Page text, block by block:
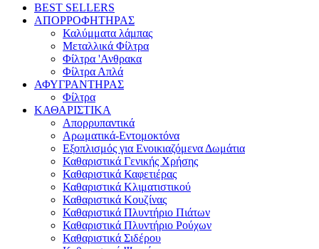
BEST SELLERS
ΑΠΟΡΡΟΦΗΤΗΡΑΣ
Καλύμματα λάμπας
Μεταλλικά Φίλτρα
Φίλτρα 'Ανθρακα
Φίλτρα Απλά
ΑΦΥΓΡΑΝΤΗΡΑΣ
Φίλτρα
ΚΑΘΑΡΙΣΤΙΚΑ
Απορρυπαντικά
Αρωματικά-Εντομοκτόνα
Εξοπλισμός για Ενοικιαζόμενα Δωμάτια
Καθαριστικά Γενικής Χρήσης
Καθαριστικά Καφετιέρας
Καθαριστικά Κλιματιστικού
Καθαριστικά Κουζίνας
Καθαριστικά Πλυντήριο Πιάτων
Καθαριστικά Πλυντήριο Ρούχων
Καθαριστικά Σιδέρου